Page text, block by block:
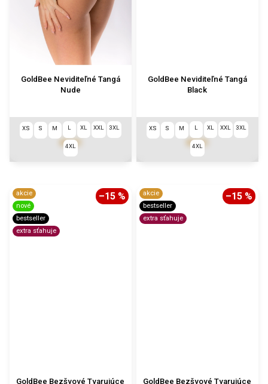
GoldBee Neviditeľné Tangá
Nude
€7,21
XS S M L XL XXL 3XL
4XL
GoldBee Neviditeľné Tangá
Black
€7,21
XS S M L XL XXL 3XL
4XL
akcie
nové
bestseller
extra sťahuje
–15 %
GoldBee Bezšvové Tvarujúce
akcie
bestseller
extra sťahuje
–15 %
GoldBee Bezšvové Tvarujúce